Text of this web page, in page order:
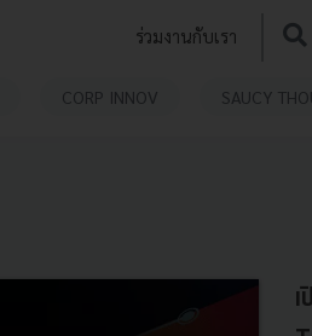
ร่วมงานกับเรา
CORP INNOV SAUCY